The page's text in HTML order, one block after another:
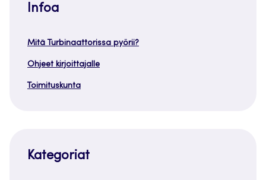
Infoa
Mitä Turbinaattorissa pyörii?
Ohjeet kirjoittajalle
Toimituskunta
Kategoriat